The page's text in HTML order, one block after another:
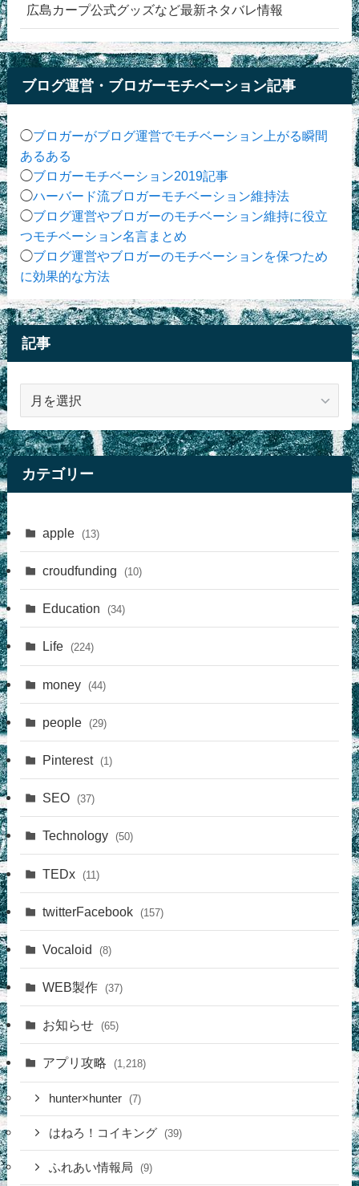
広島カープ公式グッズなど最新ネタバレ情報
ブログ運営・ブロガーモチベーション記事
◯ブロガーがブログ運営でモチベーション上がる瞬間
あるある
◯ブロガーモチベーション2019記事
◯ハーバード流ブロガーモチベーション維持法
◯ブログ運営やブロガーのモチベーション維持に役立
つモチベーション名言まとめ
◯ブログ運営やブロガーのモチベーションを保つため
に効果的な方法
記事
カテゴリー
apple (13)
croudfunding (10)
Education (34)
Life (224)
money (44)
people (29)
Pinterest (1)
SEO (37)
Technology (50)
TEDx (11)
twitterFacebook (157)
Vocaloid (8)
WEB製作 (37)
お知らせ (65)
アプリ攻略 (1,218)
hunter×hunter (7)
はねろ！コイキング (39)
ふれあい情報局 (9)